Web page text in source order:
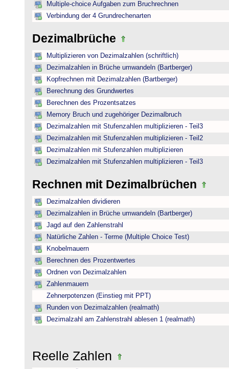
Multiple-choice Aufgaben zum Bruchrechnen
Verbindung der 4 Grundrechenarten
Dezimalbrüche
Multiplizieren von Dezimalzahlen (schriftlich)
Dezimalzahlen in Brüche umwandeln (Bartberger)
Kopfrechnen mit Dezimalzahlen (Bartberger)
Berechnung des Grundwertes
Berechnen des Prozentsatzes
Memory Bruch und zugehöriger Dezimalbruch
Dezimalzahlen mit Stufenzahlen multiplizieren - Teil3
Dezimalzahlen mit Stufenzahlen multiplizieren - Teil2
Dezimalzahlen mit Stufenzahlen multiplizieren
Dezimalzahlen mit Stufenzahlen multiplizieren - Teil3
Rechnen mit Dezimalbrüchen
Dezimalzahlen dividieren
Dezimalzahlen in Brüche umwandeln (Bartberger)
Jagd auf den Zahlenstrahl
Natürliche Zahlen - Terme (Multiple Choice Test)
Knobelmauern
Berechnen des Prozentwertes
Ordnen von Dezimalzahlen
Zahlenmauern
Zehnerpotenzen (Einstieg mit PPT)
Runden von Dezimalzahlen (realmath)
Dezimalzahl am Zahlenstrahl ablesen 1 (realmath)
Reelle Zahlen